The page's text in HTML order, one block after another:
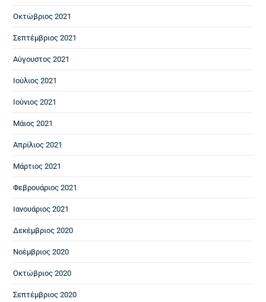
Οκτώβριος 2021
Σεπτέμβριος 2021
Αύγουστος 2021
Ιούλιος 2021
Ιούνιος 2021
Μάιος 2021
Απρίλιος 2021
Μάρτιος 2021
Φεβρουάριος 2021
Ιανουάριος 2021
Δεκέμβριος 2020
Νοέμβριος 2020
Οκτώβριος 2020
Σεπτέμβριος 2020